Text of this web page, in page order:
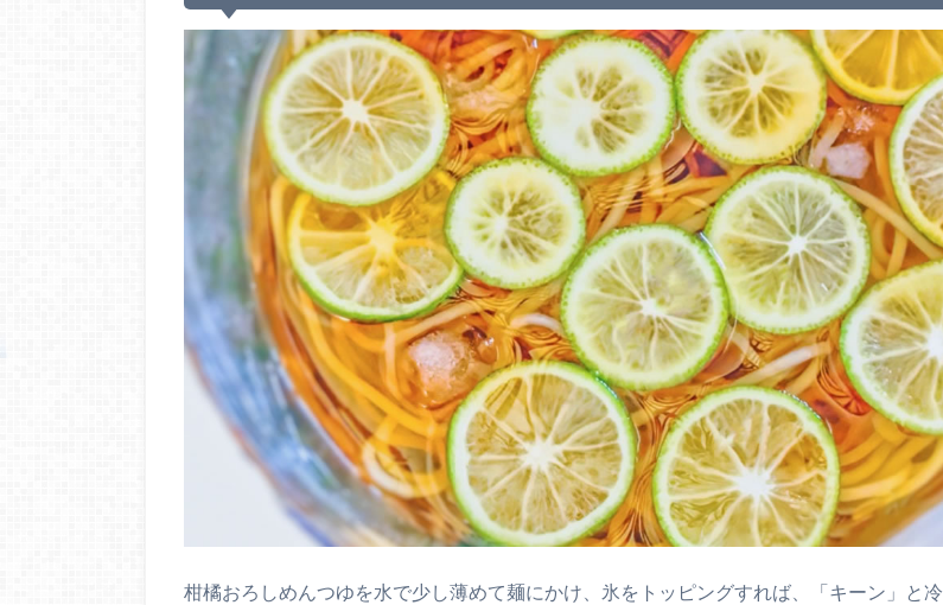
柑橘おろしめんつゆを水で少し薄めて麺にかけ、氷をトッピングすれば、「キーン」と冷